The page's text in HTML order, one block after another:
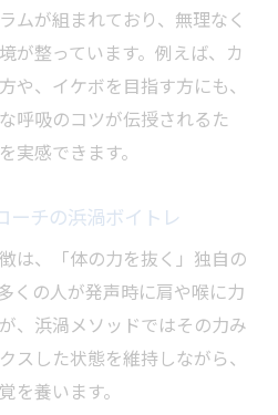
ムが組まれており、無理なく
が整っています。例えば、カ
や、イケボを目指す方にも、
呼吸のコツが伝授されるた
実感できます。
ーチの浜渦ボイトレ
は、「体の力を抜く」独自の
くの人が発声時に肩や喉に力
、浜渦メソッドではその力み
スした状態を維持しながら、
を養います。